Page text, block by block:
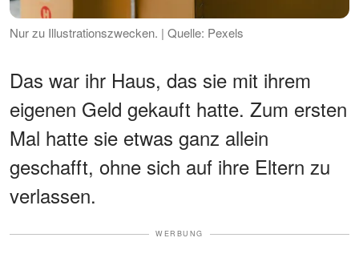
Nur zu Illustrationszwecken. | Quelle: Pexels
Das war ihr Haus, das sie mit ihrem
eigenen Geld gekauft hatte. Zum ersten
Mal hatte sie etwas ganz allein
geschafft, ohne sich auf ihre Eltern zu
verlassen.
WERBUNG